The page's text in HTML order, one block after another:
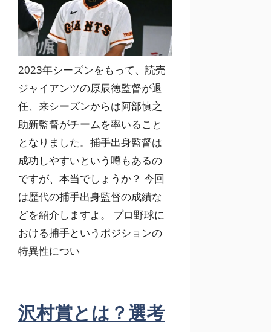
2023年シーズンをもって、読売
ジャイアンツの原辰徳監督が退
任、来シーズンからは阿部慎之
助新監督がチームを率いること
となりました。捕手出身監督は
成功しやすいという噂もあるの
ですが、本当でしょうか？ 今回
は歴代の捕手出身監督の成績な
どを紹介しますよ。 プロ野球に
おける捕手というポジションの
特異性につい
沢村賞とは？選考